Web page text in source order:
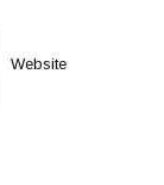
Website